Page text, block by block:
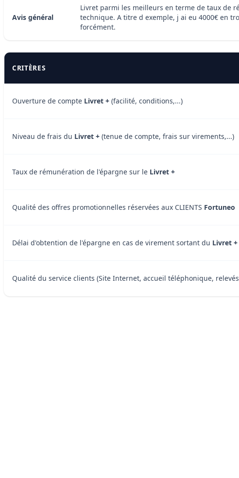
Avis général
Livret parmi les meilleurs en terme de taux de
technique. A titre d exemple, j ai eu 4000€ en
forcément.
CRITÈRES
Ouverture de compte Livret + (facilité, conditions,...)
Niveau de frais du Livret + (tenue de compte, frais sur virements,...)
Taux de rémunération de l'épargne sur le Livret +
Qualité des offres promotionnelles réservées aux CLIENTS Fortuneo
Délai d'obtention de l'épargne en cas de virement sortant du Livret +
Qualité du service clients (Site Internet, accueil téléphonique,